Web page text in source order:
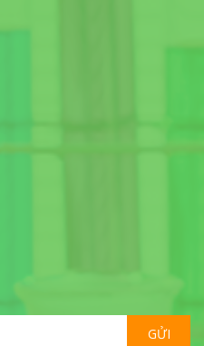
GỬI